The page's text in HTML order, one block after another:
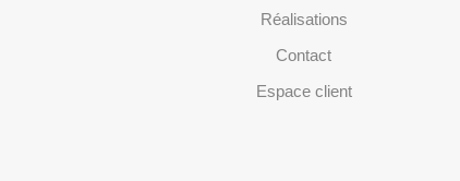
Réalisations
Contact
Espace client